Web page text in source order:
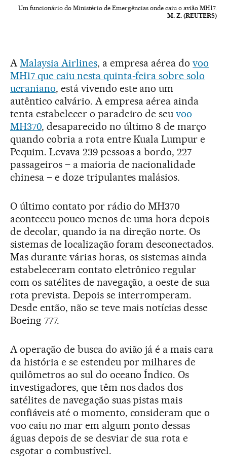
Um funcionário do Ministério de Emergências onde caiu o avião MH17.
M. Z. (REUTERS)
AMalaysia Airlines, a empresa aérea dovoo
MH17 que caiu nesta quinta-feira sobre solo
ucraniano, está vivendo este ano um
autêntico calvário. A empresa aérea ainda
tenta estabelecer o paradeiro de seuvoo
MH370, desaparecido no último 8 de março
quando cobria a rota entre Kuala Lumpur e
Pequim. Levava 239 pessoas a bordo, 227
passageiros – a maioria de nacionalidade
chinesa – e doze tripulantes malásios.
O último contato por rádio do MH370
aconteceu pouco menos de uma hora depois
de decolar, quando ia na direção norte. Os
sistemas de localização foram desconectados.
Mas durante várias horas, os sistemas ainda
estabeleceram contato eletrônico regular
com os satélites de navegação, a oeste de sua
rota prevista. Depois se interromperam.
Desde então, não se teve mais notícias desse
Boeing 777.
A operação de busca do avião já é a mais cara
da história e se estendeu por milhares de
quilômetros ao sul do oceano Índico. Os
investigadores, que têm nos dados dos
satélites de navegação suas pistas mais
confiáveis até o momento, consideram que o
voo caiu no mar em algum ponto dessas
águas depois de se desviar de sua rota e
esgotar o combustível.